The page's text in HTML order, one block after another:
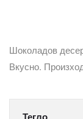
Шоколадов
Вкусно.